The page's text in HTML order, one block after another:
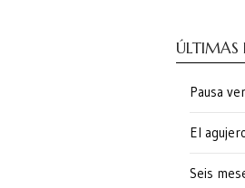
ÚLTIMAS
Pausa
El
Seis